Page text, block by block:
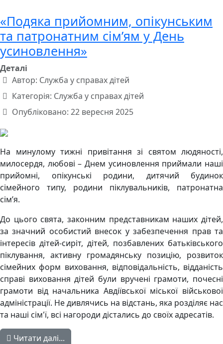
«Подяка прийомним, опікунським
та патронатним сім’ям у День
усиновлення»
Деталі
Автор: Служба у справах дітей
Категорія: Служба у справах дітей
Опубліковано: 22 вересня 2025
На минулому тижні привітання зі святом людяності,
милосердя, любові – Днем усиновлення приймали наші
прийомні, опікунські родини, дитячий будинок
сімейного типу, родини піклувальників, патронатна
сім’я.
До цього свята, законним представникам наших дітей,
за значний особистий внесок у забезпечення прав та
інтересів дітей-сиріт, дітей, позбавлених батьківського
піклування, активну громадянську позицію, розвиток
сімейних форм виховання, відповідальність, відданість
справі виховання дітей були вручені грамоти, почесні
грамоти від начальника Авдіївської міської військової
адміністрації. Не дивлячись на відстань, яка розділяє нас
та наші сім'ї, всі нагороди дістались до своїх адресатів.
Читати далі...